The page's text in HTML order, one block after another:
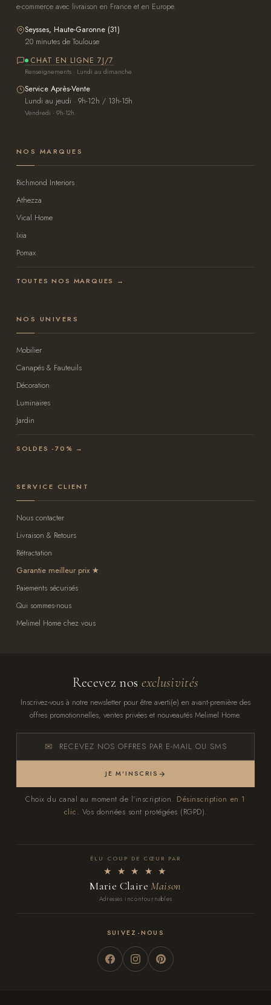
e-commerce avec livraison en France et en Europe.
Seysses, Haute-Garonne (31)
20 minutes de Toulouse
CHAT EN LIGNE 7J/7
Renseignements · Lundi au dimanche
Service Après-Vente
Lundi au jeudi · 9h-12h / 13h-15h
Vendredi · 9h-12h
NOS MARQUES
Richmond Interiors
Athezza
Vical Home
Ixia
Pomax
TOUTES NOS MARQUES →
NOS UNIVERS
Mobilier
Canapés & Fauteuils
Décoration
Luminaires
Jardin
SOLDES -70% →
SERVICE CLIENT
Nous contacter
Livraison & Retours
Rétractation
Garantie meilleur prix
Paiements sécurisés
Qui sommes-nous
Melimel Home chez vous
Recevez nos exclusivités
Inscrivez-vous à notre newsletter pour être averti(e) en avant-première des
offres promotionnelles, ventes privées et nouveautés Melimel Home.
RECEVEZ NOS OFFRES PAR E-MAIL OU SMS
JE M'INSCRIS
Choix du canal au moment de l'inscription. Désinscription en 1
clic. Vos données sont protégées (RGPD).
ÉLU COUP DE CŒUR PAR
★ ★ ★ ★ ★
Marie ClaireMaison
Adresses incontournables
SUIVEZ-NOUS